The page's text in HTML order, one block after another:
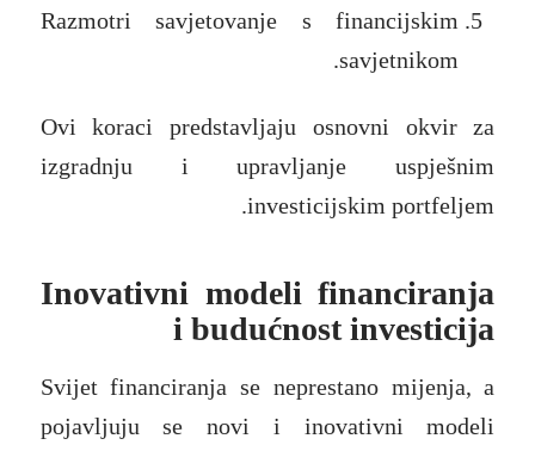
Razmotri savjetovanje s financijskim
savjetnikom.
Ovi koraci predstavljaju osnovni okvir za
izgradnju i upravljanje uspješnim
investicijskim portfeljem.
Inovativni modeli financiranja
i budućnost investicija
Svijet financiranja se neprestano mijenja, a
pojavljuju se novi i inovativni modeli